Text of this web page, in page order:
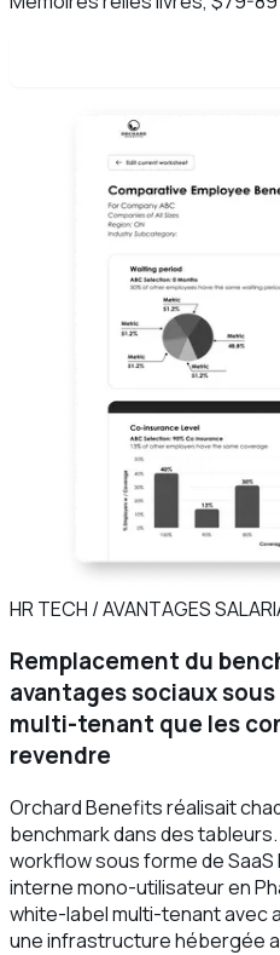
HR TECH / AVANTAGES
Remplacement du
avantages sociaux sous
multi-tenant que les
revendre
Orchard Benefits réalisait
benchmark dans des
workflow sous forme de SaaS
interne mono-utilisateur en
white-label multi-tenant avec
une infrastructure hébergée